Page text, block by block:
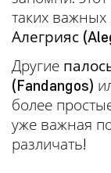
таких важных
Алегрияс
Другие
(Fandangos)
более
уже важная
различать!